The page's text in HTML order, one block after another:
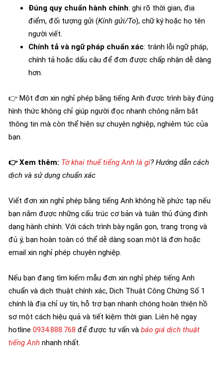
Đúng quy chuẩn hành chính: ghi rõ thời gian, địa
điểm, đối tượng gửi (Kính gửi/To), chữ ký hoặc họ tên
người viết.
Chính tả và ngữ pháp chuẩn xác: tránh lỗi ngữ pháp,
chính tả hoặc dấu câu để đơn được chấp nhận dễ dàng
hơn.
👉 Một đơn xin nghỉ phép bằng tiếng Anh được trình bày đúng
hình thức không chỉ giúp người đọc nhanh chóng nắm bắt
thông tin mà còn thể hiện sự chuyên nghiệp, nghiêm túc của
bạn.
👉 Xem thêm: Tờ khai thuế tiếng Anh là gì? Hướng dẫn cách
dịch và sử dụng chuẩn xác
Viết đơn xin nghỉ phép bằng tiếng Anh không hề phức tạp nếu
bạn nắm được những cấu trúc cơ bản và tuân thủ đúng định
dạng hành chính. Với cách trình bày ngắn gọn, trang trọng và
đủ ý, bạn hoàn toàn có thể dễ dàng soạn một lá đơn hoặc
email xin nghỉ phép chuyên nghiệp.
Nếu bạn đang tìm kiếm mẫu đơn xin nghỉ phép tiếng Anh
chuẩn và dịch thuật chính xác, Dịch Thuật Công Chứng Số 1
chính là địa chỉ uy tín, hỗ trợ bạn nhanh chóng hoàn thiện hồ
sơ một cách hiệu quả và tiết kiệm thời gian. Liên hệ ngay
hotline 0934.888.768 để được tư vấn và báo giá dịch thuật
tiếng Anh nhanh nhất.